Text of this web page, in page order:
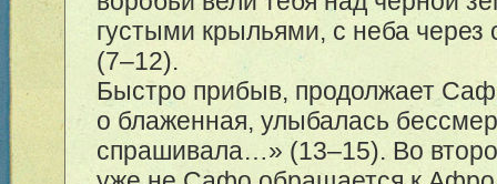
густыми крыльями, с неба
(7–12).
Быстро прибыв, продолжает
о блаженная, улыбалась
спрашивала…» (13–15). Во